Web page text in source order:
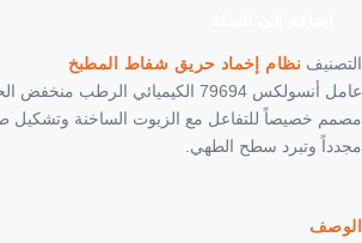
التصنيف نظام إخماد حريق شفاط المطبخ
مصمم خصيصاً للتفاعل مع الزيوت الساخنة وتشكيل
مجدداً وتبرد سطح الطهي.
الوصف